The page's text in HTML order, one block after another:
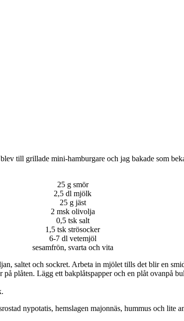
till grillade mini-hamburgare och jag bakade som
25 g smör
2,5 dl mjölk
25 g jäst
2 msk olivolja
0,5 tsk salt
1,5 tsk strösocker
6-7 dl vetemjöl
sesamfrön, svarta och vita
saltet och sockret. Arbeta in mjölet tills det blir en
plåten. Lägg ett bakplåtspapper och en plåt ovanpå
nypotatis, hemslagen majonnäs, hummus och lite